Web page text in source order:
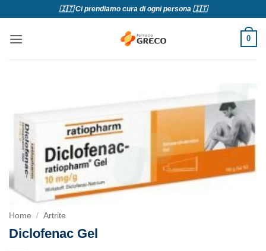
contenuti
🇮🇹 Ci prendiamo cura di ogni persona 🇮🇹
0
Home / Artrite
Diclofenac Gel